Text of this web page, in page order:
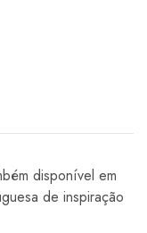
disponível em
de inspiração